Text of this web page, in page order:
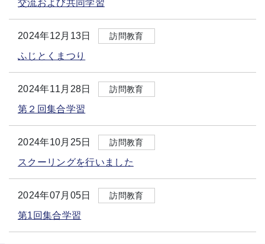
交流および共同学習
2024年12月13日 訪問教育
ふじとくまつり
2024年11月28日 訪問教育
第２回集合学習
2024年10月25日 訪問教育
スクーリングを行いました
2024年07月05日 訪問教育
第1回集合学習